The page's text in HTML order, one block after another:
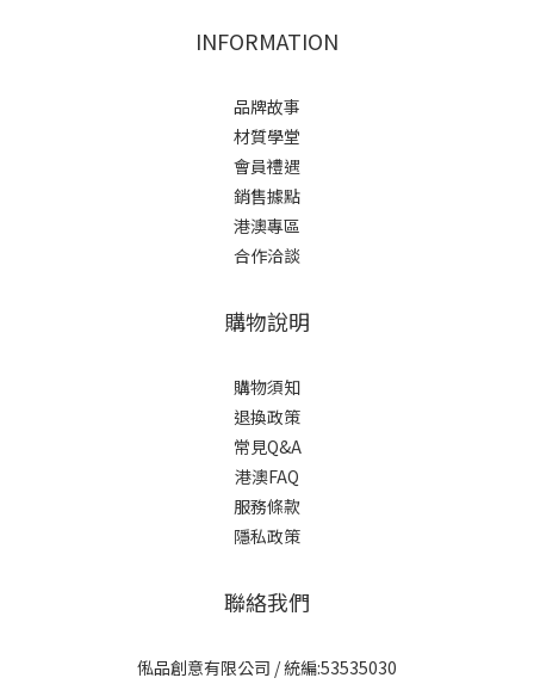
INFORMATION
品牌故事
材質學堂
會員禮遇
銷售據點
港澳專區
合作洽談
購物說明
購物須知
退換政策
常見Q&A
港澳FAQ
服務條款
隱私政策
聯絡我們
俬品創意有限公司 / 統編:53535030